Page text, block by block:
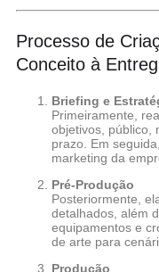
Processo de
Conceito à
Briefing e
Primeiramente,
objetivos, público,
prazo. Em
marketing da
Pré-Produção
Posteriormente,
detalhados, além
equipamentos e
de arte para
Produção